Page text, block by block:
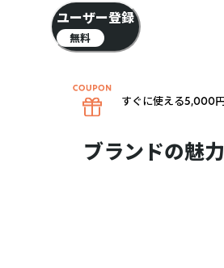
ブランドの魅
ユーザー登録
無料
すぐに使える5,000